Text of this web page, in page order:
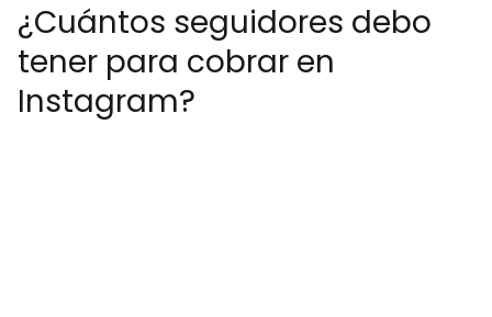
¿Cuántos seguidores debo
tener para cobrar en
Instagram?